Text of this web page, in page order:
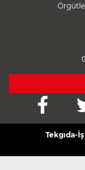
Tekgıda-